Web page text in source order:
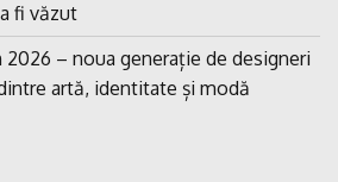
fi văzut
2026 – noua generație de designeri
artă, identitate și modă